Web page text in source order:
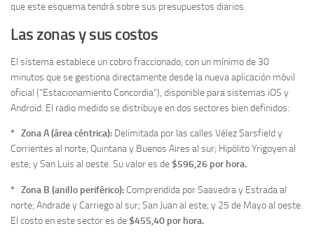
que este esquema tendrá sobre sus presupuestos diarios.
Las zonas y sus costos
El sistema establece un cobro fraccionado, con un mínimo de 30
minutos que se gestiona directamente desde la nueva aplicación móvil
oficial (“Estacionamiento Concordia”), disponible para sistemas iOS y
Android. El radio medido se distribuye en dos sectores bien definidos:
* Zona A (área céntrica): Delimitada por las calles Vélez Sarsfield y
Corrientes al norte; Quintana y Buenos Aires al sur; Hipólito Yrigoyen al
este; y San Luis al oeste. Su valor es de $596,26 por hora.
* Zona B (anillo periférico): Comprendida por Saavedra y Estrada al
norte; Andrade y Carriego al sur; San Juan al este; y 25 de Mayo al oeste.
El costo en este sector es de $455,40 por hora.